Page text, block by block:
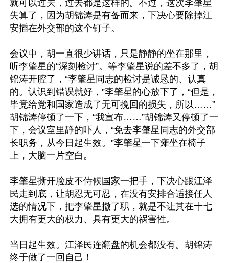
就可以过关，过去都是这样的。不过，这次李肇星
失算了，因为胡锦涛是有备而来，下决心要除掉江
安插在外交部的这个钉子。
会议中，胡一直很少讲话，只是静静的坐在那里，
听李肇星的“深刻检讨”。等李肇星说的差不多了，胡
锦涛开腔了，“李肇星同志的检讨是诚恳的、认真
的。认识到错误就好，”李肇星的心放下了，“但是，
毕竟给党和国家造成了无可挽回的损失，所以……”
胡锦涛停顿了一下，“我宣布……”胡锦涛又停顿了一
下，会议室里静的吓人，“免去李肇星同志的外交部
长职务，从今日起生效。”李肇星一下瘫坐在椅子
上，大脑一片空白。
李肇星撕开脸皮不侍候国家一把手，下决心跟江泽
民走到底，让胡忍无可忍，在没有安排合适接任人
选的情况下，把李肇星撤了职，就是不让其在十七
大拥有更大的权力、具有更大的祸害性。
当日起生效。江泽民连翻盘的机会都没有。胡锦涛
终于做了一回自己！